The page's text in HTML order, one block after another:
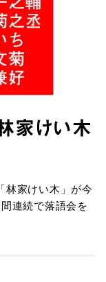
家けい木
林家けい木」が今
連続で落語会を